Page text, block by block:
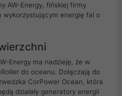
AW-Energy, fińskiej firmy
wykorzystującym energię fal o
Energy ma nadzieję, że w
do oceanu. Dołączają do
CorPower Ocean, która
działały generatory energii